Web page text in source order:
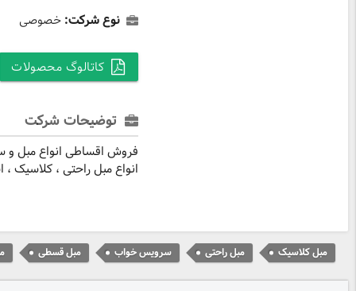
نوع شرکت:خصوصی
کاتالوگ محصولات
توضیحات شرکت
فروش اقساطی انواع مبل
انواع مبل راحتی ،
مبل کلاسیک مبل راحتی سرویس خواب مبل قسطی